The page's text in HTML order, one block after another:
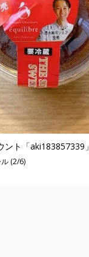
ト「aki183857339」
(2/6)